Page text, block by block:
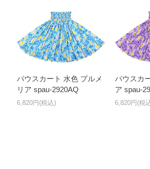
パウスカート 水色 プルメ
リア spau-2920AQ
6,820円(税込)
パウスカ
ア spau-
6,820円(税